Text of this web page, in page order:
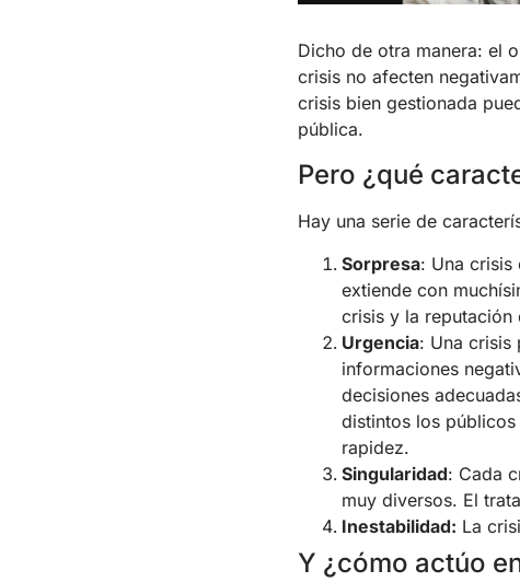
Dicho de otra manera: el
crisis no afecten
crisis bien gestionada
pública.
Pero ¿qué
Hay una serie de
Sorpresa: Una crisis
extiende con
crisis y la reputación
Urgencia: Una crisis
informaciones
decisiones
distintos los
rapidez.
Singularidad: Cada
muy diversos. El
Inestabilidad: La
Y ¿cómo actúo